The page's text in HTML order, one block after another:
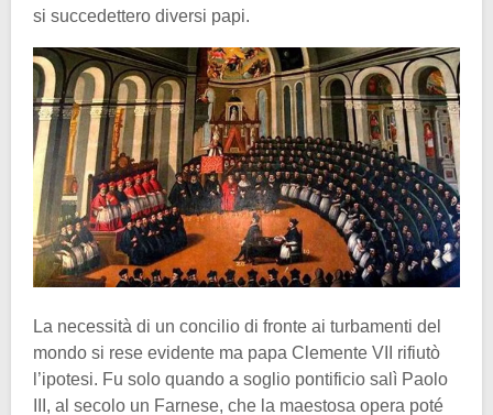
si succedettero diversi papi.
La necessità di un concilio di fronte ai turbamenti del
mondo si rese evidente ma papa Clemente VII rifiutò
l’ipotesi. Fu solo quando a soglio pontificio salì Paolo
III, al secolo un Farnese, che la maestosa opera poté